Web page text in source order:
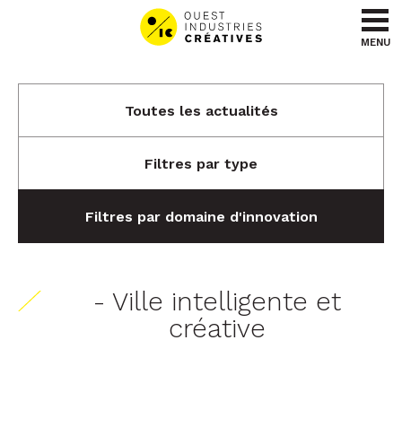
Aller au menu
Aller au contenu
MENU
Toutes les actualités
Filtres par type
Filtres par domaine d'innovation
- Ville intelligente et
créative